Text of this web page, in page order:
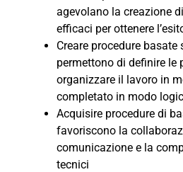
agevolano la creazione
efficaci per ottenere
Creare procedure basate
permettono di definire le
organizzare il lavoro in
completato in modo
Acquisire procedure di
favoriscono la
comunicazione e la
tecnici